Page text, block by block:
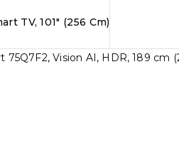
TV, 101″ (256 Cm)